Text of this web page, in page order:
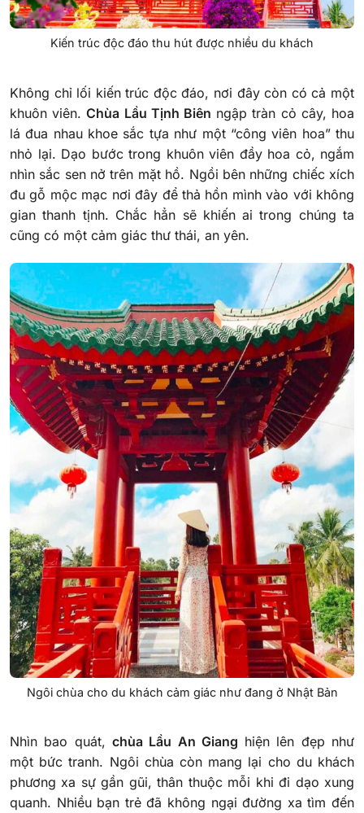
Kiến trúc độc đáo thu hút được nhiều du khách
Không chỉ lối kiến trúc độc đáo, nơi đây còn có cả một
khuôn viên.Chùa Lầu Tịnh Biên ngập tràn cỏ cây, hoa
lá đua nhau khoe sắc tựa như một “công viên hoa” thu
nhỏ lại. Dạo bước trong khuôn viên đầy hoa cỏ, ngắm
nhìn sắc sen nở trên mặt hồ. Ngồi bên những chiếc xích
đu gỗ mộc mạc nơi đây để thả hồn mình vào với không
gian thanh tịnh. Chắc hẳn sẽ khiến ai trong chúng ta
cũng có một cảm giác thư thái, an yên.
Ngôi chùa cho du khách cảm giác như đang ở Nhật Bản
Nhìn bao quát, chùa Lầu An Giang hiện lên đẹp như
một bức tranh. Ngôi chùa còn mang lại cho du khách
phương xa sự gần gũi, thân thuộc mỗi khi đi dạo xung
quanh. Nhiều bạn trẻ đã không ngại đường xa tìm đến